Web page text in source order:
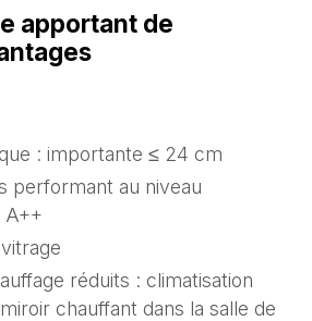
apportant de
: importante ≤ 24 cm
performant au niveau
A++
réduits : climatisation
chauffant dans la salle de